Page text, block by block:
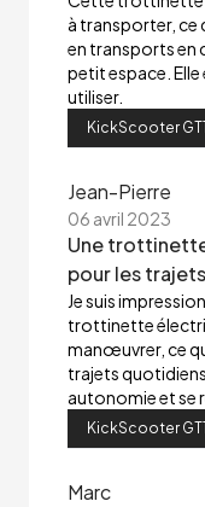
à transporter, ce
en transports en
petit espace.
utiliser.
KickScooter
Jean-Pierre
06 avril 2023
Une
pour les
Je suis
trottinette
manœuvrer, ce
trajets
autonomie et se
KickScooter
Marc